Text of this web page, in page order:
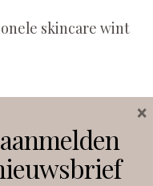
skincare wint
Facebook
×